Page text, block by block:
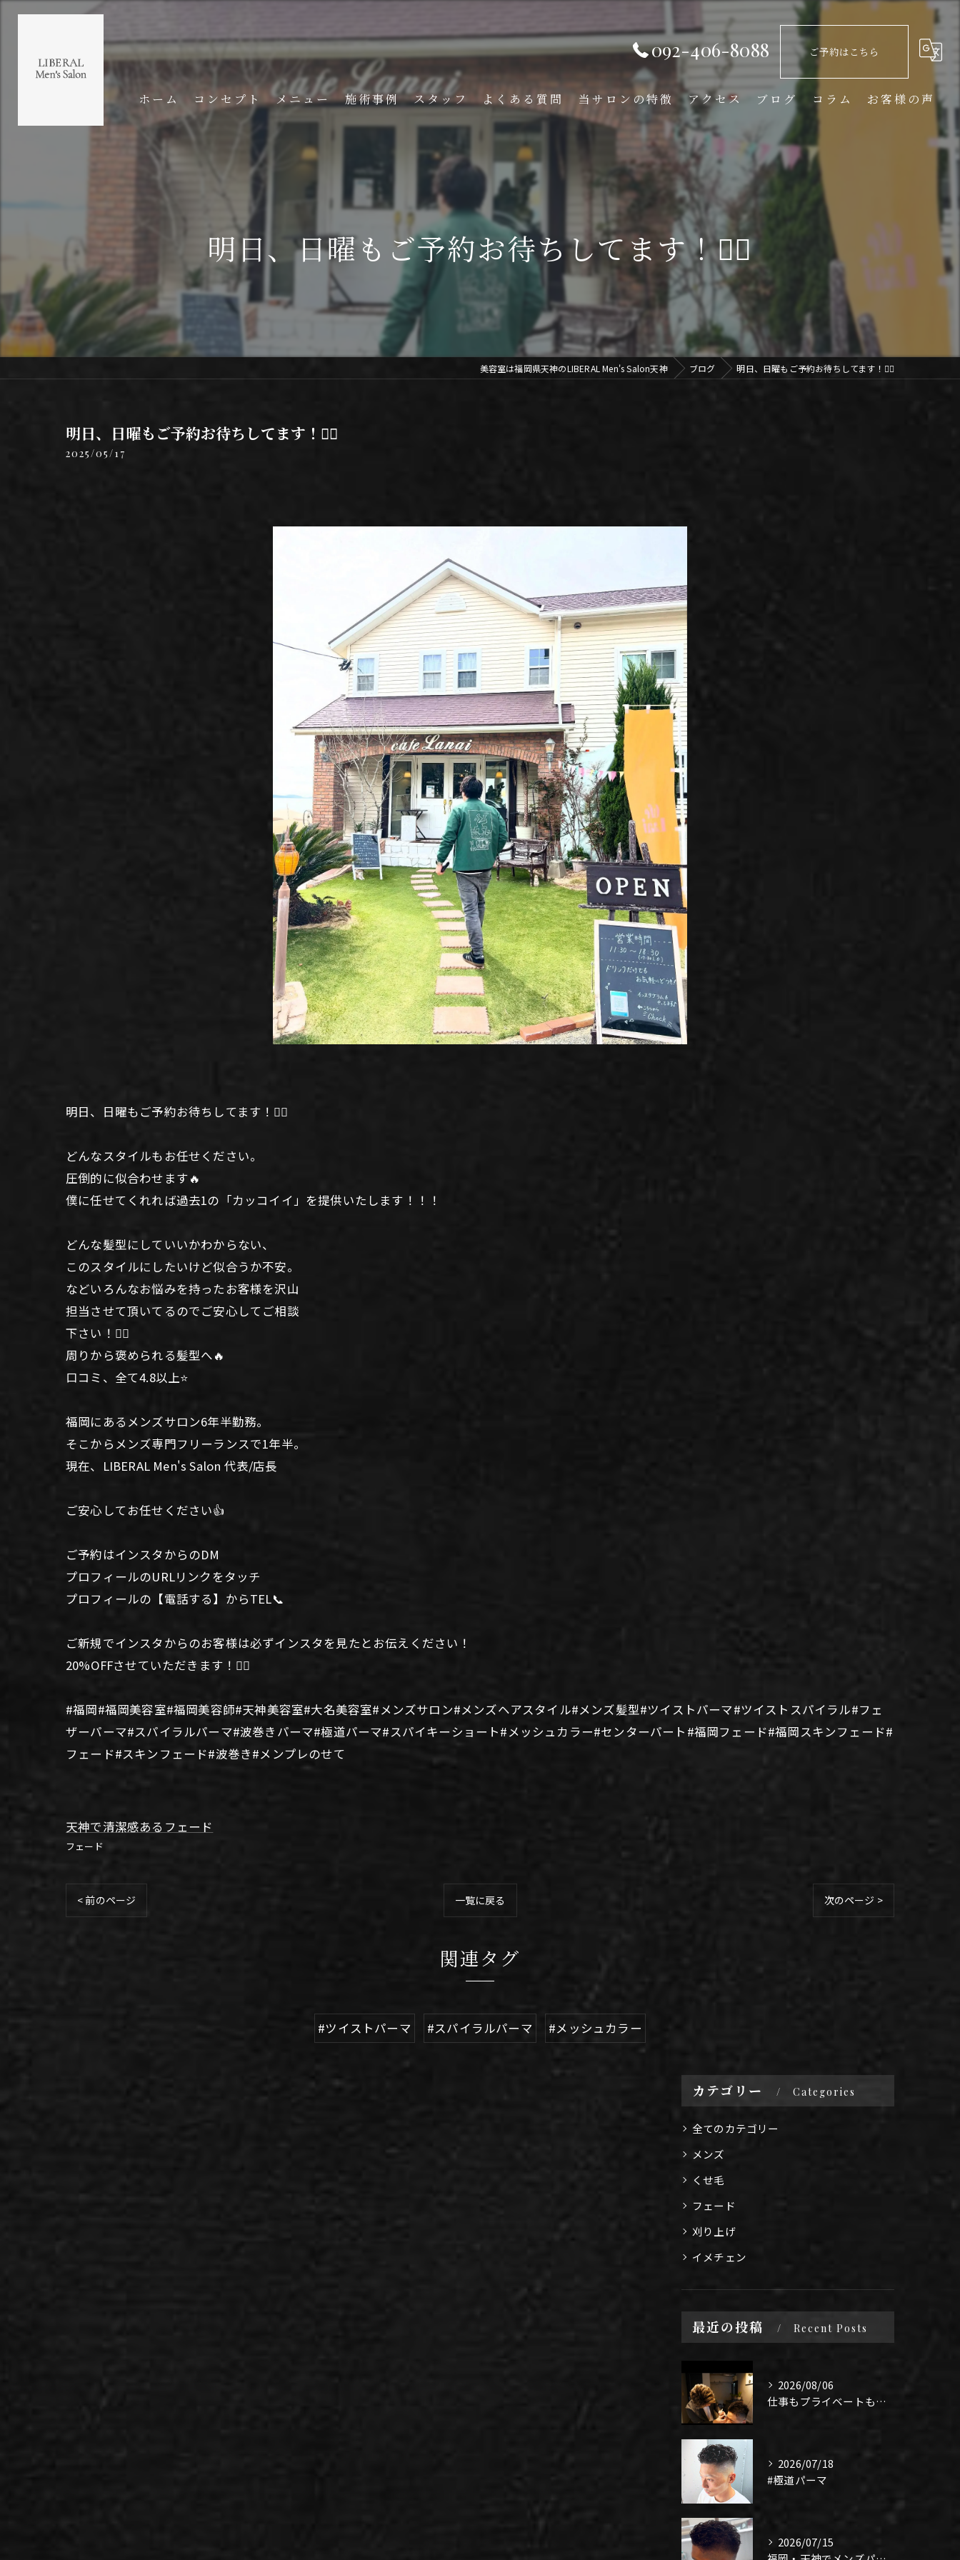
092-406-8088 ご予約はこちら
ホーム コンセプト メニュー 施術事例 スタッフ よくある質問 当サロンの特徴
くせ毛
イメチェン
刈り上げ
アクセス ブログ コラム お客様の声
明日、日曜もご予約お待ちしてます！🙆‍♂️
美容室は福岡県天神のLIBERAL Men's Salon天神 ブログ 明日、日曜もご予約お待ちしてます！🙆‍♂️
明日、日曜もご予約お待ちしてます！🙆‍♂️
2025/05/17
明日、日曜もご予約お待ちしてます！🙆‍♂️
どんなスタイルもお任せください。
圧倒的に似合わせます🔥
僕に任せてくれれば過去1の「カッコイイ」を提供いたします！！！
どんな髪型にしていいかわからない、
このスタイルにしたいけど似合うか不安。
などいろんなお悩みを持ったお客様を沢山
担当させて頂いてるのでご安心してご相談
下さい！🙆‍♂️
周りから褒められる髪型へ🔥
口コミ、全て4.8以上⭐️
福岡にあるメンズサロン6年半勤務。
そこからメンズ専門フリーランスで1年半。
現在、LIBERAL Men's Salon 代表/店長
ご安心してお任せください👍
ご予約はインスタからのDM
プロフィールのURLリンクをタッチ
プロフィールの【電話する】からTEL📞
ご新規でインスタからのお客様は必ずインスタを見たとお伝えください！
20%OFFさせていただきます！🙆‍♂️
#福岡#福岡美容室#福岡美容師#天神美容室#大名美容室#メンズサロン#メンズヘアスタイル#メンズ髪型#ツイストパーマ#ツイストスパイラル#フェ
ザーパーマ#スパイラルパーマ#波巻きパーマ#極道パーマ#スパイキーショート#メッシュカラー#センターパート#福岡フェード#福岡スキンフェード#
フェード#スキンフェード#波巻き#メンプレのせて
天神で清潔感あるフェード
フェード
< 前のページ 一覧に戻る 次のページ >
関連タグ
#ツイストパーマ #スパイラルパーマ #メッシュカラー
カテゴリー Categories
全てのカテゴリー
メンズ
くせ毛
フェード
刈り上げ
イメチェン
最近の投稿 Recent Posts
2026/08/06
仕事もプライベートも上手く1年、になるよう頑張りたい！
2026/07/18
#極道パーマ
2026/07/15